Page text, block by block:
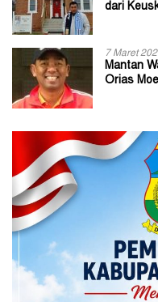
dari
7 Maret
Mantan
Orias